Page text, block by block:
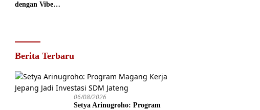
dengan Vibes
Berita Terbaru
06/08/2026
Setya Arinugroho: Program